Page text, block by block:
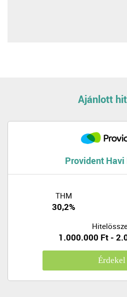
Ajánlott
Provident
THM
30,2%
1.000.000 Ft -
Érdekel